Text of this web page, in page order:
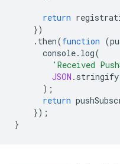
return
})
. then(function (
console. log(
'Received
JSON . stringify
);
return
});
}